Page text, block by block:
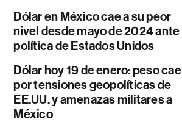
Dólar en México cae a su peor
nivel desde mayo de 2024 ante
política de Estados Unidos
Dólar hoy 19 de enero: peso cae
por tensiones geopolíticas de
EE.UU. y amenazas militares a
México